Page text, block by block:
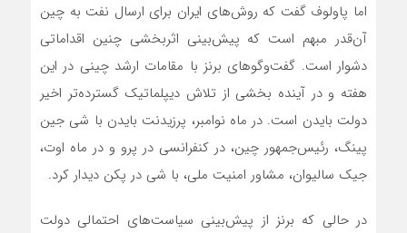
اما پاولوف گفت که روش‌های ایران برای ارسال نفت به چین
آن‌قدر مبهم است که پیش‌بینی اثربخشی چنین اقداماتی
دشوار است. گفت‌وگوهای برنز با مقامات ارشد چینی در این
هفته و در آینده بخشی از تلاش دیپلماتیک گسترده‌تر اخیر
دولت بایدن است. در ماه نوامبر، پرزیدنت بایدن با شی جین
پینگ، رئیس‌جمهور چین، در کنفرانسی در پرو و ​​در ماه اوت،
جیک سالیوان، مشاور امنیت ملی، با شی در پکن دیدار کرد.
در حالی که برنز از پیش‌بینی سیاست‌های احتمالی دولت